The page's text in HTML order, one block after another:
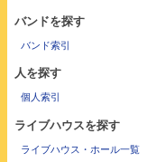
バンドを探す
バンド索引
人を探す
個人索引
ライブハウスを探す
ライブハウス・ホール一覧